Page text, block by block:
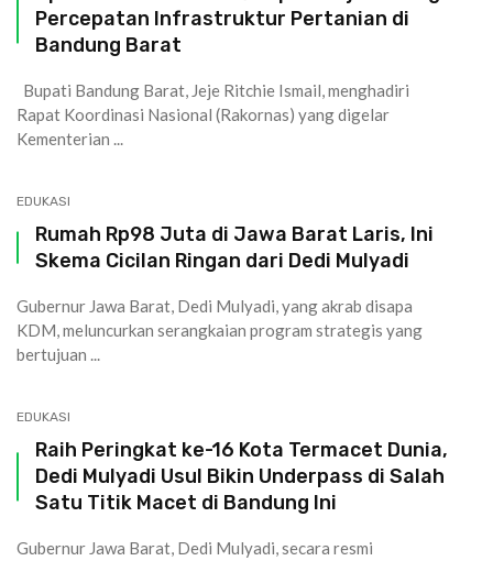
Percepatan Infrastruktur Pertanian di
Bandung Barat
Bupati Bandung Barat, Jeje Ritchie Ismail, menghadiri
Rapat Koordinasi Nasional (Rakornas) yang digelar
Kementerian ...
EDUKASI
Rumah Rp98 Juta di Jawa Barat Laris, Ini
Skema Cicilan Ringan dari Dedi Mulyadi
Gubernur Jawa Barat, Dedi Mulyadi, yang akrab disapa
KDM, meluncurkan serangkaian program strategis yang
bertujuan ...
EDUKASI
Raih Peringkat ke-16 Kota Termacet Dunia,
Dedi Mulyadi Usul Bikin Underpass di Salah
Satu Titik Macet di Bandung Ini
Gubernur Jawa Barat, Dedi Mulyadi, secara resmi